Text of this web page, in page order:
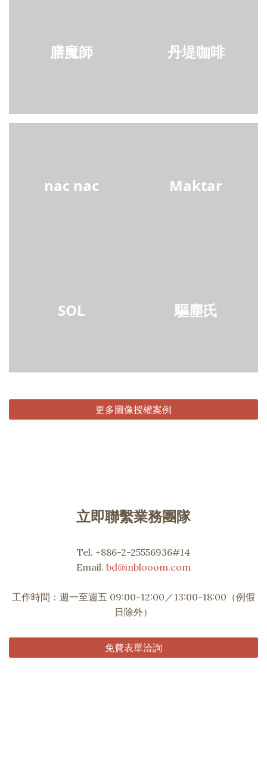
膳魔師 丹堤咖啡
nac nac Maktar
SOL 驅塵氏
更多圖像授權案例
立即聯繫業務團隊
Tel. +886-2-25556936#14
Email. bd@inblooom.com
工作時間：週一至週五 09:00-12:00／13:00-18:00（例假
日除外）
免費表單洽詢